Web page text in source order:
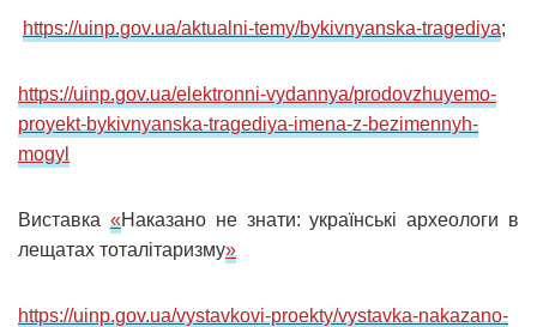
https://uinp.gov.ua/aktualni-temy/bykivnyanska-tragediya;
https://uinp.gov.ua/elektronni-vydannya/prodovzhuyemo-
proyekt-bykivnyanska-tragediya-imena-z-bezimennyh-
mogyl
Виставка «Наказано не знати: українські археологи в
лещатах тоталітаризму»
https://uinp.gov.ua/vystavkovi-proekty/vystavka-nakazano-